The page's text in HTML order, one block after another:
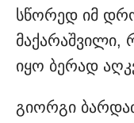
სწორედ იმ
მაქარაშვილი,
იყო ბერად
გიორგი